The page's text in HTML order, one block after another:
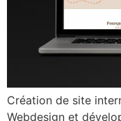
Création de site
Webdesign et